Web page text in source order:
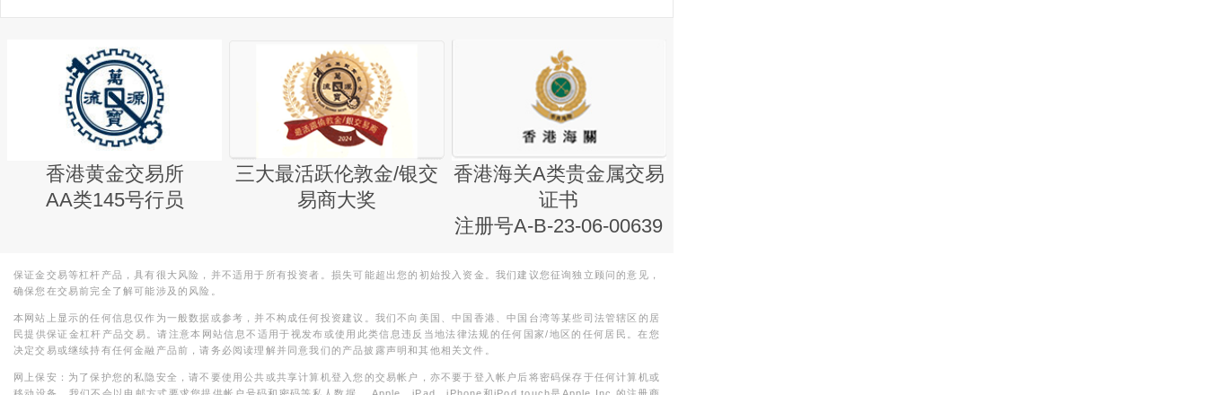
香港黄金交易所
AA类145号行员
三大最活跃伦敦金/银交
易商大奖
香港海关A类贵金属交易
证书
注册号A-B-23-06-00639
保证金交易等杠杆产品，具有很大风险，并不适用于所有投资者。损失可能超出您的初始投入资金。我们建议您征询独立顾问的意见，
确保您在交易前完全了解可能涉及的风险。
本网站上显示的任何信息仅作为一般数据或参考，并不构成任何投资建议。我们不向美国、中国香港、中国台湾等某些司法管辖区的居
民提供保证金杠杆产品交易。请注意本网站信息不适用于视发布或使用此类信息违反当地法律法规的任何国家/地区的任何居民。在您
决定交易或继续持有任何金融产品前，请务必阅读理解并同意我们的产品披露声明和其他相关文件。
网上保安：为了保护您的私隐安全，请不要使用公共或共享计算机登入您的交易帐户，亦不要于登入帐户后将密码保存于任何计算机或